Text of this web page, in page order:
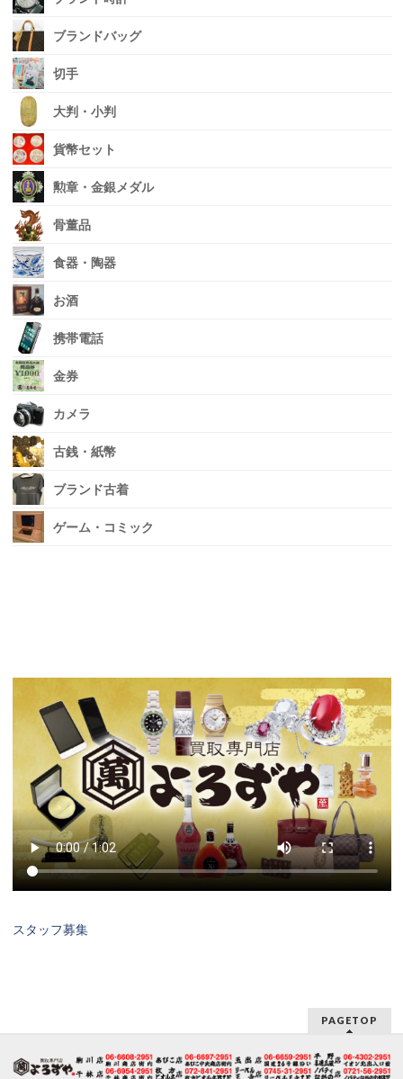
ブランドバッグ
切手
大判・小判
貨幣セット
勲章・金銀メダル
骨董品
食器・陶器
お酒
携帯電話
金券
カメラ
古銭・紙幣
ブランド古着
ゲーム・コミック
スタッフ募集
PAGETOP